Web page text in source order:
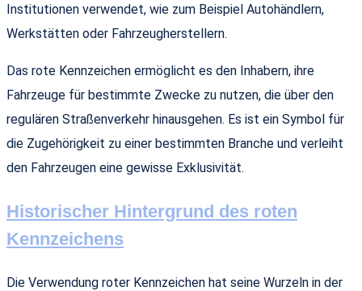
Institutionen verwendet, wie zum Beispiel Autohändlern,
Werkstätten oder Fahrzeugherstellern.
Das rote Kennzeichen ermöglicht es den Inhabern, ihre
Fahrzeuge für bestimmte Zwecke zu nutzen, die über den
regulären Straßenverkehr hinausgehen. Es ist ein Symbol für
die Zugehörigkeit zu einer bestimmten Branche und verleiht
den Fahrzeugen eine gewisse Exklusivität.
Historischer Hintergrund des roten
Kennzeichens
Die Verwendung roter Kennzeichen hat seine Wurzeln in der